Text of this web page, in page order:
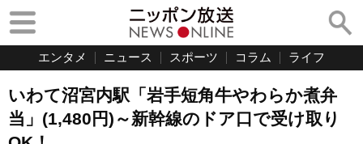
エンタメ ニュース スポーツ コラム ライフ
いわて沼宮内駅「岩手短角牛やわらか煮弁
当」(1,480円)～新幹線のドア口で受け取り